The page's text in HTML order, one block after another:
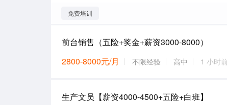
免费培训
前台销售（五险+奖金+薪资3000-8000）
2800-8000元/月
不限经验 高中 1 小时前
生产文员【薪资4000-4500+五险+白班】